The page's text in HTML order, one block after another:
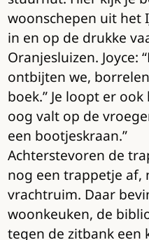
woonschepen uit het
in en op de drukke
Oranjesluizen. Joyce:
ontbijten we,
boek.” Je loopt er
oog valt op de
een bootjeskraan.”
Achterstevoren de
nog een trappetje af,
vrachtruim. Daar
woonkeuken, de
tegen de zitbank een